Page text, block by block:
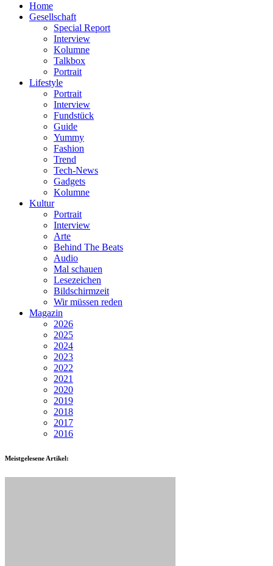
Home
Gesellschaft
Special Report
Interview
Kolumne
Talkbox
Portrait
Lifestyle
Portrait
Interview
Fundstück
Guide
Yummy
Fashion
Trend
Tech-News
Gadgets
Kolumne
Kultur
Portrait
Interview
Arte
Behind The Beats
Audio
Mal schauen
Lesezeichen
Bildschirmzeit
Wir müssen reden
Magazin
2026
2025
2024
2023
2022
2021
2020
2019
2018
2017
2016
Meistgelesene Artikel: